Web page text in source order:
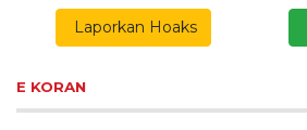
Laporkan Hoaks
E KORAN